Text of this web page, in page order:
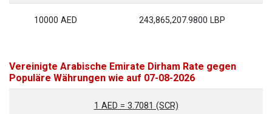
10000 AED 243,865,207.9800 LBP
Vereinigte Arabische Emirate Dirham Rate gegen
Populäre Währungen wie auf 07-08-2026
1 AED = 3.7081 (SCR)